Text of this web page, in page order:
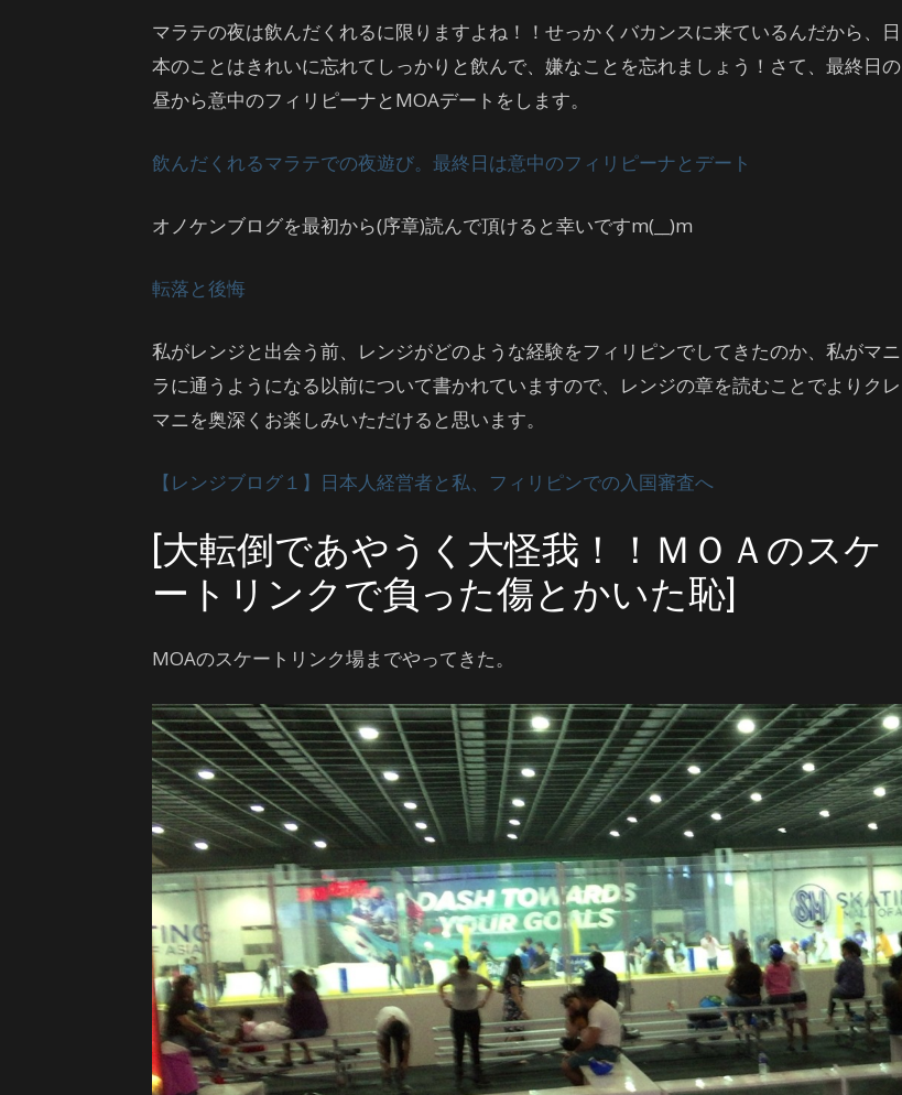
マラテの夜は飲んだくれるに限りますよね！！せっかくバカンスに来ているんだから、日
本のことはきれいに忘れてしっかりと飲んで、嫌なことを忘れましょう！さて、最終日の
昼から意中のフィリピーナとMOAデートをします。
飲んだくれるマラテでの夜遊び。最終日は意中のフィリピーナとデート
オノケンブログを最初から(序章)読んで頂けると幸いですm(__)m
転落と後悔
私がレンジと出会う前、レンジがどのような経験をフィリピンでしてきたのか、私がマニ
ラに通うようになる以前について書かれていますので、レンジの章を読むことでよりクレ
マニを奥深くお楽しみいただけると思います。
【レンジブログ１】日本人経営者と私、フィリピンでの入国審査へ
[大転倒であやうく大怪我！！ＭＯＡのスケ
ートリンクで負った傷とかいた恥]
MOAのスケートリンク場までやってきた。